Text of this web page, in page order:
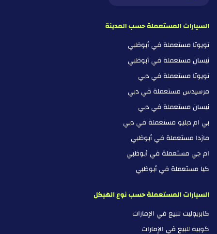
السيارات المستعملة حسب المدينة
تويوتا مستعملة في أبوظبي
نيسان مستعملة في أبوظبي
تويوتا مستعملة في دبي
مرسيدس مستعملة في دبي
نيسان مستعملة في دبي
بي ام دبليو مستعملة في دبي
مازدا مستعملة في أبوظبي
ام جي مستعملة في أبوظبي
كيا مستعملة في أبوظبي
السيارات المستعملة حسب نوع الهيكل
كابريوليت للبيع في الإمارات
كوبيه للبيع في الإمارات